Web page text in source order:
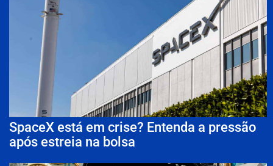
SpaceX está em crise? Entenda a pressão
após estreia na bolsa